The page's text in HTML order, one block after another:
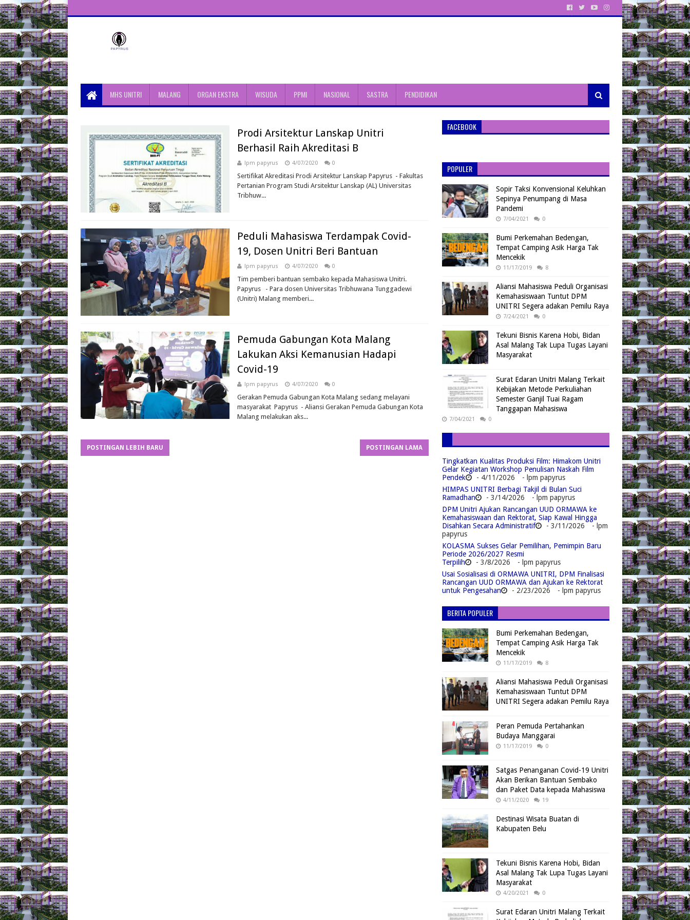
Unit Aktivitas Pers Mahasiswa
Papyrus UnitriMHS UNITRI MALANG ORGAN EKSTRA WISUDA PPMI NASIONAL SASTRA PENDIDIKAN
Prodi Arsitektur Lanskap Unitri
Berhasil Raih Akreditasi B
lpm papyrus 4/07/2020 0
Sertifikat Akreditasi Prodi Arsitektur Lanskap Papyrus - Fakultas
Pertanian Program Studi Arsitektur Lanskap (AL) Universitas
Tribhuw...
Peduli Mahasiswa Terdampak Covid-
19, Dosen Unitri Beri Bantuan
lpm papyrus 4/07/2020 0
Tim pemberi bantuan sembako kepada Mahasiswa Unitri.
Papyrus - Para dosen Universitas Tribhuwana Tunggadewi
(Unitri) Malang memberi...
Pemuda Gabungan Kota Malang
Lakukan Aksi Kemanusian Hadapi
Covid-19
lpm papyrus 4/07/2020 0
Gerakan Pemuda Gabungan Kota Malang sedang melayani
masyarakat Papyrus - Aliansi Gerakan Pemuda Gabungan Kota
Malang melakukan aks...
POSTINGAN LEBIH BARU POSTINGAN LAMA
FACEBOOK
POPULER
Sopir Taksi Konvensional Keluhkan
Sepinya Penumpang di Masa
Pandemi
7/04/2021 0
Bumi Perkemahan Bedengan,
Tempat Camping Asik Harga Tak
Mencekik
11/17/2019 8
Aliansi Mahasiswa Peduli Organisasi
Kemahasiswaan Tuntut DPM
UNITRI Segera adakan Pemilu Raya
7/24/2021 0
Tekuni Bisnis Karena Hobi, Bidan
Asal Malang Tak Lupa Tugas Layani
Masyarakat
Surat Edaran Unitri Malang Terkait
Kebijakan Metode Perkuliahan
Semester Ganjil Tuai Ragam
Tanggapan Mahasiswa
7/04/2021 0
Tingkatkan Kualitas Produksi Film: Himakom Unitri
Gelar Kegiatan Workshop Penulisan Naskah Film
Pendek
- 4/11/2026
- lpm papyrus
HIMPAS UNITRI Berbagi Takjil di Bulan Suci
Ramadhan
- 3/14/2026
- lpm papyrus
DPM Unitri Ajukan Rancangan UUD ORMAWA ke
Kemahasiswaan dan Rektorat, Siap Kawal Hingga
Disahkan Secara Administratif
- 3/11/2026
- lpm
papyrus
KOLASMA Sukses Gelar Pemilihan, Pemimpin Baru
Periode 2026/2027 Resmi
Terpilih
- 3/8/2026
- lpm papyrus
Usai Sosialisasi di ORMAWA UNITRI, DPM Finalisasi
Rancangan UUD ORMAWA dan Ajukan ke Rektorat
untuk Pengesahan
- 2/23/2026 - lpm papyrus
BERITA POPULER
Bumi Perkemahan Bedengan,
Tempat Camping Asik Harga Tak
Mencekik
11/17/2019 8
Aliansi Mahasiswa Peduli Organisasi
Kemahasiswaan Tuntut DPM
UNITRI Segera adakan Pemilu Raya
Peran Pemuda Pertahankan
Budaya Manggarai
11/17/2019 0
Satgas Penanganan Covid-19 Unitri
Akan Berikan Bantuan Sembako
dan Paket Data kepada Mahasiswa
4/11/2020 19
Destinasi Wisata Buatan di
Kabupaten Belu
Tekuni Bisnis Karena Hobi, Bidan
Asal Malang Tak Lupa Tugas Layani
Masyarakat
4/20/2021 0
Surat Edaran Unitri Malang Terkait